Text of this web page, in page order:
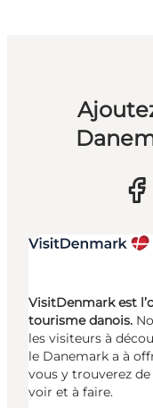
VisitDenmark est
tourisme danois.
les visiteurs à
le Danemark a à
vous y trouverez
voir et à faire.